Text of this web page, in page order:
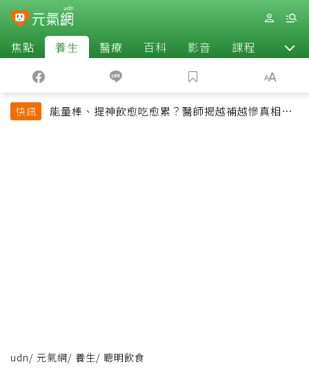
焦點 養生 醫療 百科 影音 課程 退休
快訊
能量棒、提神飲愈吃愈累？醫師揭越補越慘真相：
udn/ 元氣網/ 養生/ 聰明飲食